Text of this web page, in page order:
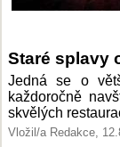
Staré splavy
Jedná se o
každoročně
skvělých
Vložil/a Redakce,